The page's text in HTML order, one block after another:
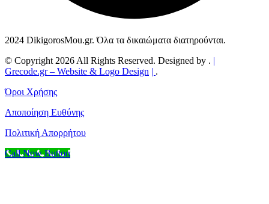
2024 DikigorosMou.gr. Όλα τα δικαιώματα διατηρούνται.
© Copyright 2026 All Rights Reserved. Designed by . |
Grecode.gr– Website & Logo Design | .
Όροι Χρήσης
Αποποίηση Ευθύνης
Πολιτική Απορρήτου
Call Now Button